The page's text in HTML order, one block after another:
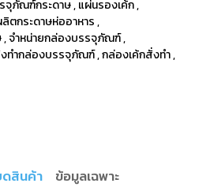
จุภัณฑ์กระดาษ,แผ่นรองเค้ก,
ตกระดาษห่ออาหาร,
,จำหน่ายกล่องบรรจุภัณฑ์,
ทำกล่องบรรจุภัณฑ์,กล่องเค้กสั่งทำ,
ดสินค้า ข้อมูลเฉพาะ